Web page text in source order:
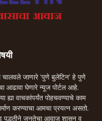
चालवले जाणारे 'पुणे बुलेटिन' हे पुणे
आढावा घेणारे न्यूज पोर्टल आहे.
ह्या वाचकांपर्यंत पोहचवण्याचे काम
करण्याचा आमचा प्रयत्न असतो.
पद्धतीने जनतेचा आवाज शासन व